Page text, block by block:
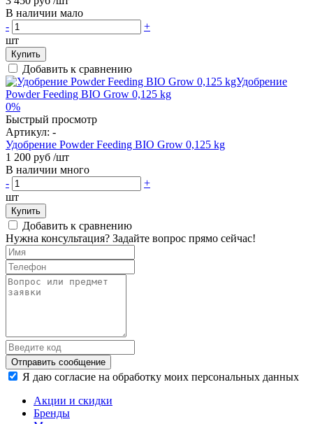
В наличии мало
-
+
шт
Купить
Добавить к сравнению
0%
Быстрый просмотр
Артикул: -
Удобрение Powder Feeding BIO Grow 0,125 kg
1 200 руб /шт
В наличии много
-
+
шт
Купить
Добавить к сравнению
Нужна консультация? Задайте вопрос прямо сейчас!
Отправить сообщение
Я даю согласие на обработку моих персональных данных
Акции и скидки
Бренды